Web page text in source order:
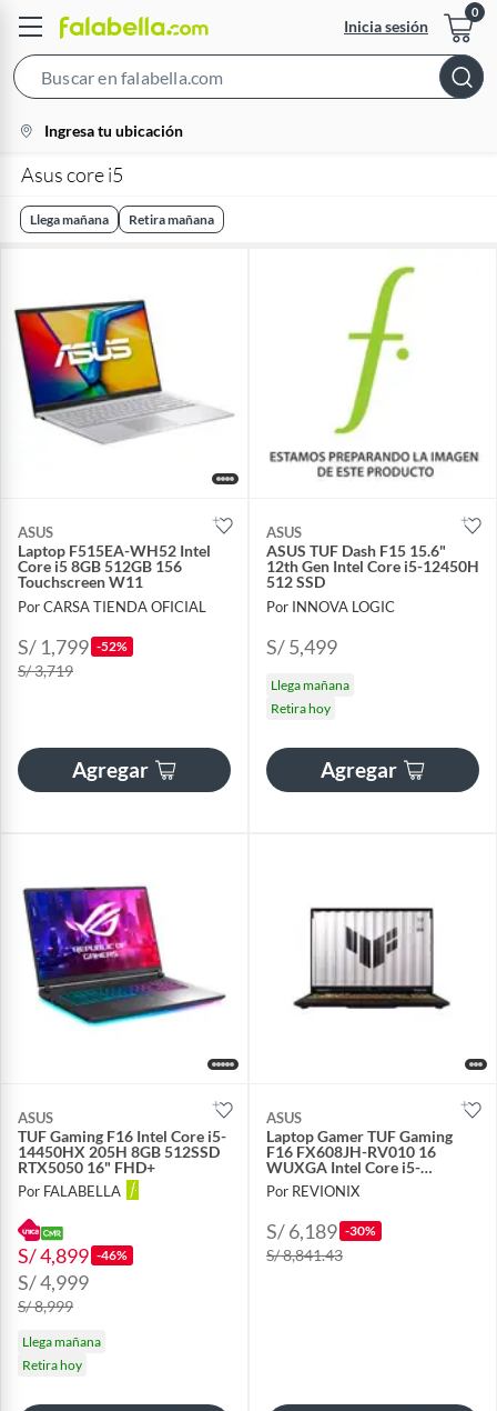
Inicia sesión
Bar
location-
icon
Ingresa tu ubicación
Asus core i5
Llega mañana Retira mañana
ASUS
Laptop F515EA-WH52 Intel
Core i5 8GB 512GB 156
Touchscreen W11
Por CARSA TIENDA OFICIAL
S/ 1,799 -52%
S/ 3,719
Agregar
ASUS
ASUS TUF Dash F15 15.6"
12th Gen Intel Core i5-12450H
512 SSD
Por INNOVA LOGIC
S/ 5,499
Llega mañana
Retira hoy
Agregar
ASUS
TUF Gaming F16 Intel Core i5-
14450HX 205H 8GB 512SSD
RTX5050 16" FHD+
Por FALABELLA
S/ 4,899 -46%
S/ 4,999
S/ 8,999
Llega mañana
Retira hoy
ASUS
Laptop Gamer TUF Gaming
F16 FX608JH-RV010 16
WUXGA Intel Core i5-
13450HX
Por REVIONIX
S/ 6,189 -30%
S/ 8,841.43